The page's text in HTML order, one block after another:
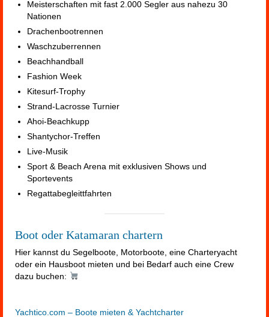
Meisterschaften mit fast 2.000 Segler aus nahezu 30
Nationen
Drachenbootrennen
Waschzuberrennen
Beachhandball
Fashion Week
Kitesurf-Trophy
Strand-Lacrosse Turnier
Ahoi-Beachkupp
Shantychor-Treffen
Live-Musik
Sport & Beach Arena mit exklusiven Shows und
Sportevents
Regattabegleittfahrten
Boot oder Katamaran chartern
Hier kannst du Segelboote, Motorboote, eine Charteryacht
oder ein Hausboot mieten und bei Bedarf auch eine Crew
dazu buchen:
Yachtico.com – Boote mieten & Yachtcharter